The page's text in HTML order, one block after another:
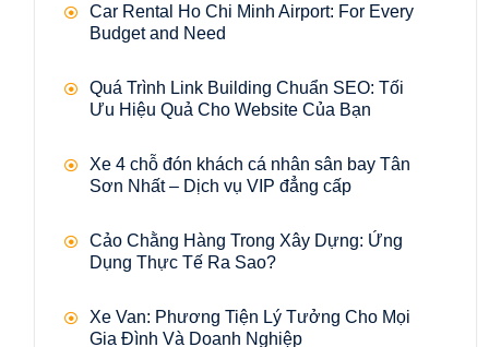
Car Rental Ho Chi Minh Airport: For Every
Budget and Need
Quá Trình Link Building Chuẩn SEO: Tối
Ưu Hiệu Quả Cho Website Của Bạn
Xe 4 chỗ đón khách cá nhân sân bay Tân
Sơn Nhất – Dịch vụ VIP đẳng cấp
Cảo Chằng Hàng Trong Xây Dựng: Ứng
Dụng Thực Tế Ra Sao?
Xe Van: Phương Tiện Lý Tưởng Cho Mọi
Gia Đình Và Doanh Nghiệp